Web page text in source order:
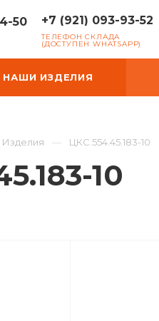
50 +7 (921) 093-93-52
ТЕЛЕФОН СКЛАДА
(ДОСТУПЕН WHATSAPP)
НАШИ ИЗДЕЛИЯ
Изделия ЦКС.554.45.183-10
10